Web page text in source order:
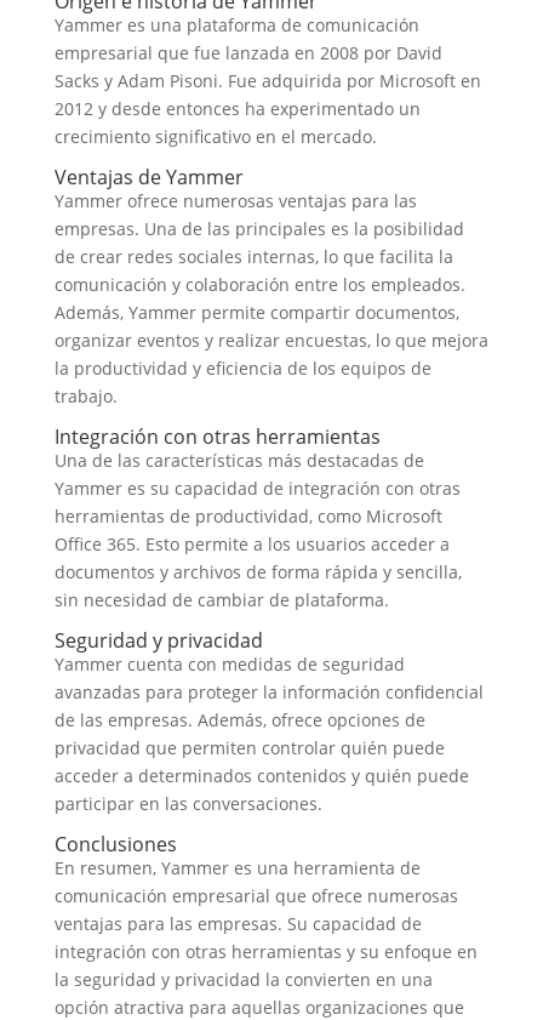
Yammer es una plataforma de comunicación
empresarial que fue lanzada en 2008 por David
Sacks y Adam Pisoni. Fue adquirida por Microsoft en
2012 y desde entonces ha experimentado un
crecimiento significativo en el mercado.
Ventajas de Yammer
Yammer ofrece numerosas ventajas para las
empresas. Una de las principales es la posibilidad
de crear redes sociales internas, lo que facilita la
comunicación y colaboración entre los empleados.
Además, Yammer permite compartir documentos,
organizar eventos y realizar encuestas, lo que mejora
la productividad y eficiencia de los equipos de
trabajo.
Integración con otras herramientas
Una de las características más destacadas de
Yammer es su capacidad de integración con otras
herramientas de productividad, como Microsoft
Office 365. Esto permite a los usuarios acceder a
documentos y archivos de forma rápida y sencilla,
sin necesidad de cambiar de plataforma.
Seguridad y privacidad
Yammer cuenta con medidas de seguridad
avanzadas para proteger la información confidencial
de las empresas. Además, ofrece opciones de
privacidad que permiten controlar quién puede
acceder a determinados contenidos y quién puede
participar en las conversaciones.
Conclusiones
En resumen, Yammer es una herramienta de
comunicación empresarial que ofrece numerosas
ventajas para las empresas. Su capacidad de
integración con otras herramientas y su enfoque en
la seguridad y privacidad la convierten en una
opción atractiva para aquellas organizaciones que